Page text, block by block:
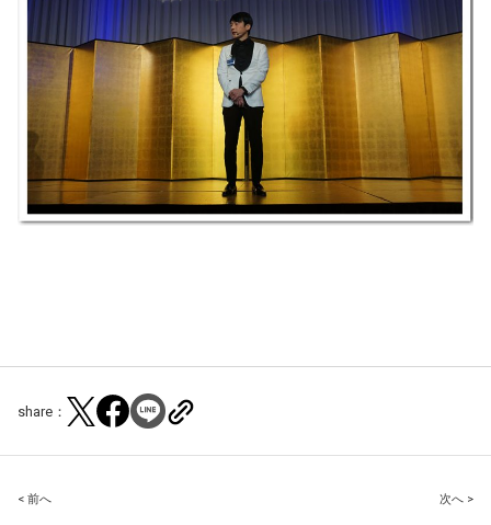
share：
Post
< 前へ 次へ >